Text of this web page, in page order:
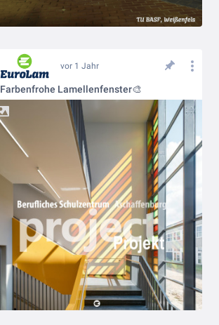
vor 1 Jahr
Farbenfrohe Lamellenfenster🎨